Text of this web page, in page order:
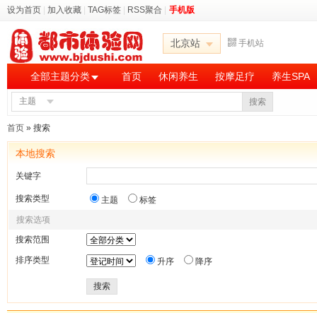
设为首页 加入收藏 TAG标签 RSS聚合 手机版
北京站 手机站
全部主题分类 首页 休闲养生 按摩足疗 养生SPA
主题 搜索
首页 » 搜索
本地搜索
关键字
搜索类型 主题
标签
搜索选项
搜索范围
排序类型 升序 降序
搜索